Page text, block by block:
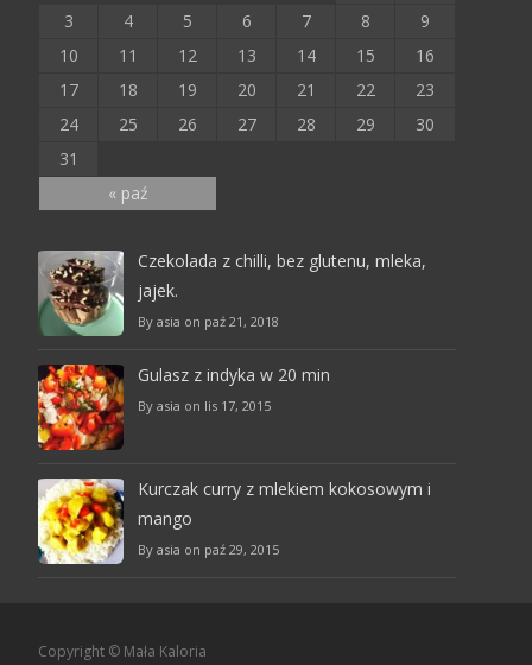
« paź
3
4 5 6 7 8
9
10
11 12 13 14 15
16
17
18 19 20 21 22
23
24
25 26 27 28 29
30
31
Czekolada z chilli, bez glutenu, mleka,
jajek.
By asia on paź 21, 2018
Gulasz z indyka w 20 min
By asia on lis 17, 2015
Kurczak curry z mlekiem kokosowym i
mango
By asia on paź 29, 2015
Copyright © Mała Kaloria